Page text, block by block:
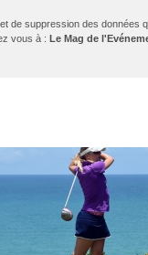
de suppression des données
vous à : Le Mag de